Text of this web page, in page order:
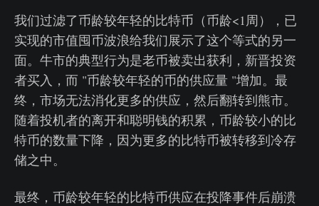
我们过滤了币龄较年轻的比特币（币龄<1周），已
实现的市值囤币波浪给我们展示了这个等式的另一
面。牛市的典型行为是老币被卖出获利，新晋投资
者买入，而 "币龄较年轻的币的供应量 "增加。最
终，市场无法消化更多的供应，然后翻转到熊市。
随着投机者的离开和聪明钱的积累，币龄较小的比
特币的数量下降，因为更多的比特币被转移到冷存
储之中。
最终，币龄较年轻的比特币供应在投降事件后崩溃